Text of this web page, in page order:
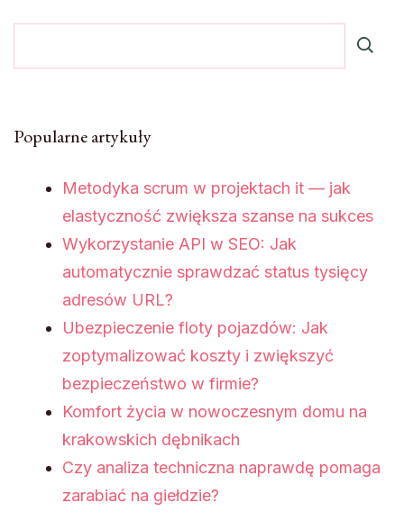
Popularne artykuły
Metodyka scrum w projektach it — jak
elastyczność zwiększa szanse na sukces
Wykorzystanie API w SEO: Jak
automatycznie sprawdzać status tysięcy
adresów URL?
Ubezpieczenie floty pojazdów: Jak
zoptymalizować koszty i zwiększyć
bezpieczeństwo w firmie?
Komfort życia w nowoczesnym domu na
krakowskich dębnikach
Czy analiza techniczna naprawdę pomaga
zarabiać na giełdzie?